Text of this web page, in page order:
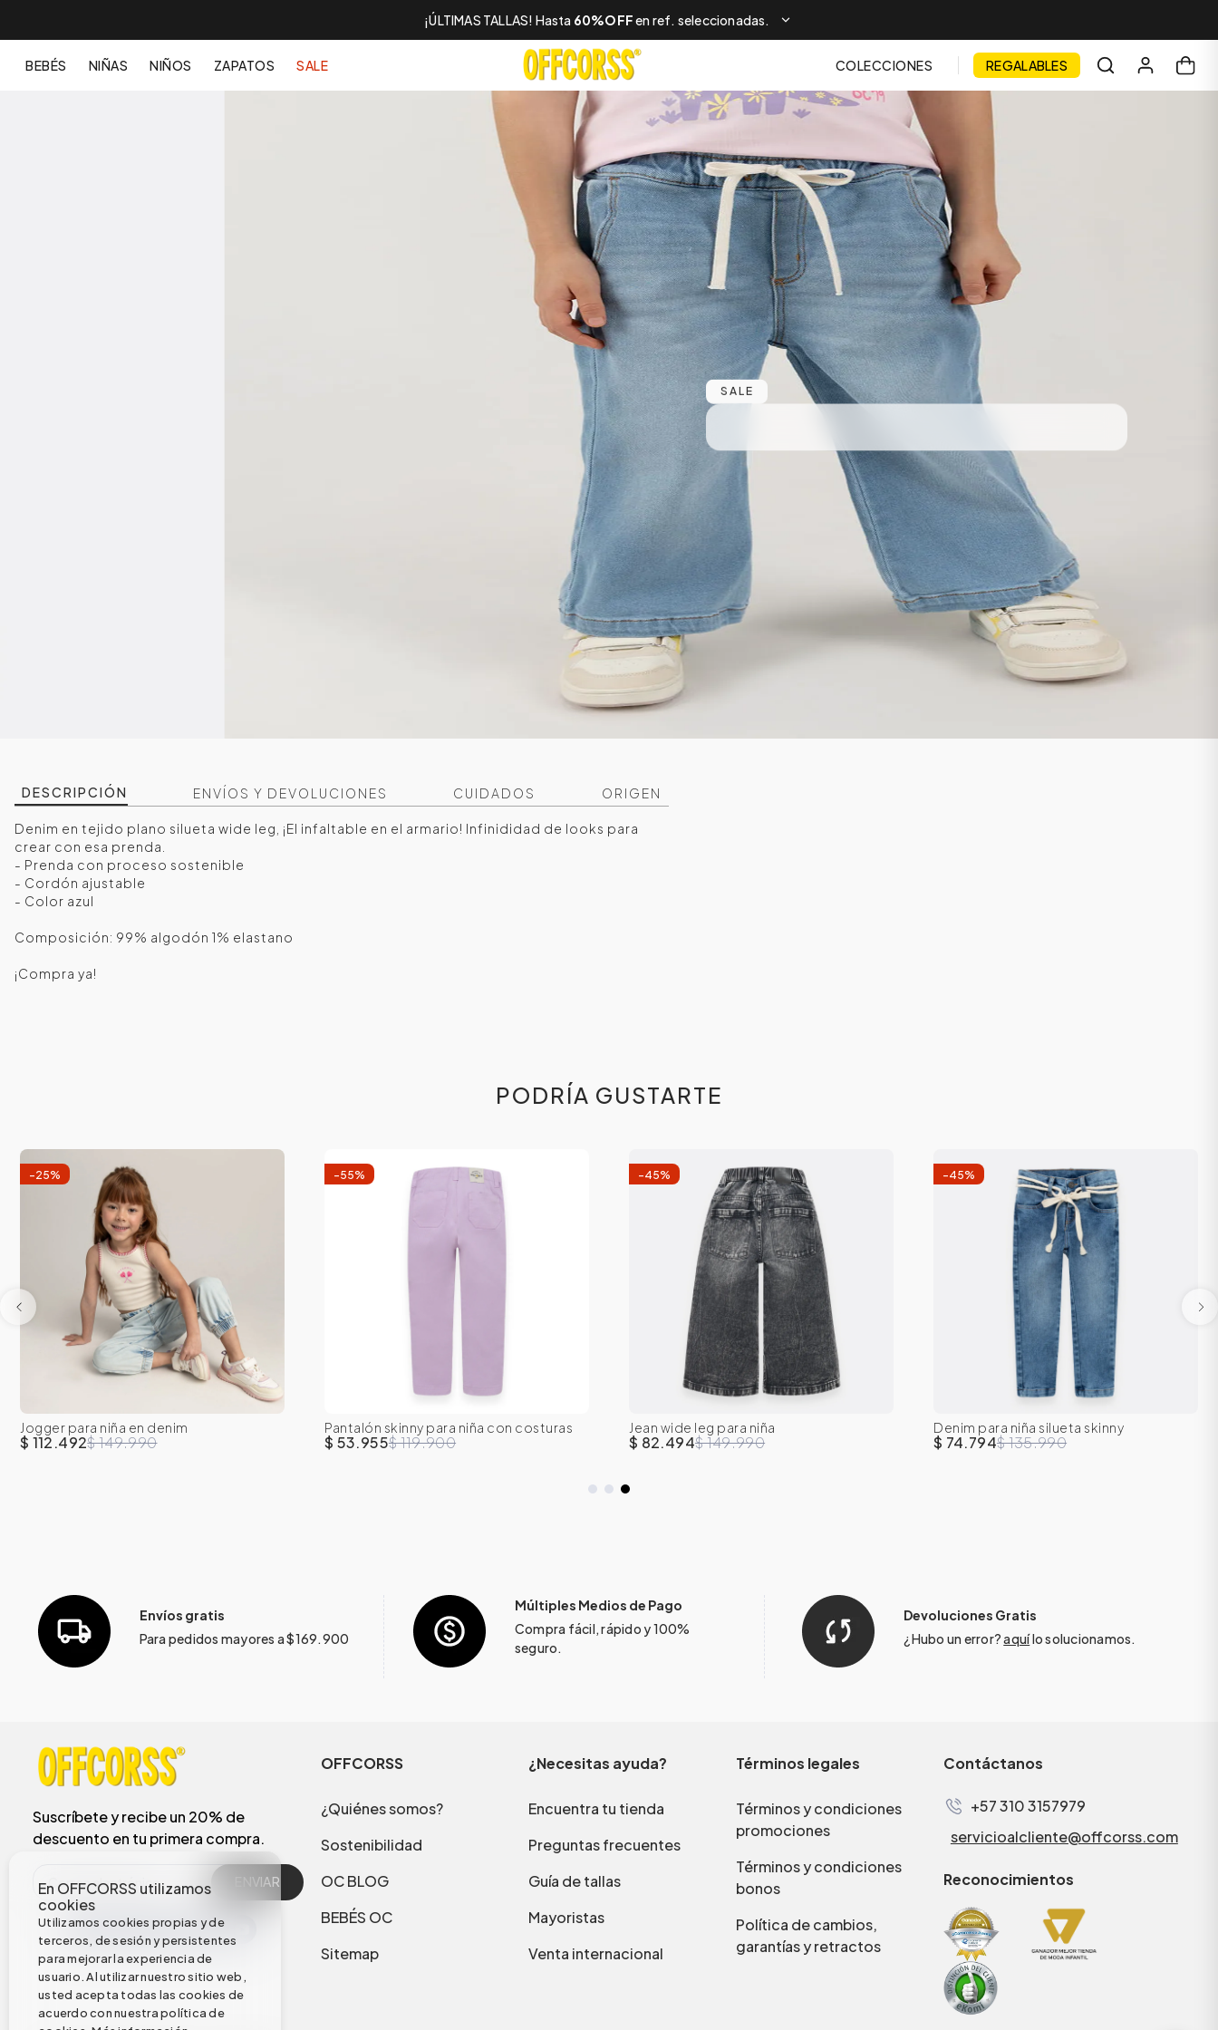
¡ÚLTIMAS TALLAS! Hasta 60%OFFen ref. seleccionadas.
BEBÉS NIÑAS NIÑOS ZAPATOS SALE COLECCIONES REGALABLES
En OFFCORSS utilizamos
cookies
Utilizamos cookies propias y de
terceros, de sesión y persistentes
para mejorar la experiencia de
usuario. Al utilizar nuestro sitio web,
usted acepta todas las cookies de
acuerdo con nuestra política de
SALE
DESCRIPCIÓN ENVÍOS Y DEVOLUCIONES CUIDADOS ORIGEN
Denim en tejido plano silueta wide leg, ¡El infaltable en el armario! Infinididad de looks para
crear con esa prenda.
- Prenda con proceso sostenible
- Cordón ajustable
- Color azul
Composición: 99% algodón 1% elastano
¡Compra ya!
PODRÍA GUSTARTE
-25%
Jogger para niña en denim
$ 112.492$ 149.990
-55%
2T 3T 4T 5T 6
Pantalón skinny para niña con costuras
decorativas
$ 53.955$ 119.900
-45%
2T 3T 4T 5T
Jean wide leg para niña
$ 82.494$ 149.990
-45%
2T 3T 4T 5T 6
Denim para niña silueta skinny
$ 74.794$ 135.990
Envíos gratis
Para pedidos mayores a $169.900
Múltiples Medios de Pago
Compra fácil, rápido y 100%
seguro.
Devoluciones Gratis
¿Hubo un error?aquílo solucionamos.
Suscríbete y recibe un 20% de
descuento en tu primera compra.
ENVIAR
OFFCORSS
¿Quiénes somos?
Sostenibilidad
OC BLOG
BEBÉS OC
Sitemap
¿Necesitas ayuda?
Encuentra tu tienda
Preguntas frecuentes
Guía de tallas
Mayoristas
Venta internacional
Términos legales
Términos y condiciones
promociones
Términos y condiciones
bonos
Política de cambios,
garantías y retractos
Contáctanos
+57 310 3157979
servicioalcliente@offcorss.com
Reconocimientos